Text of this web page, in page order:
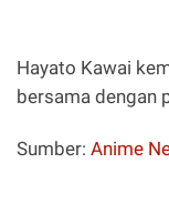
Hayato Kawai
bersama dengan
Sumber: Anime